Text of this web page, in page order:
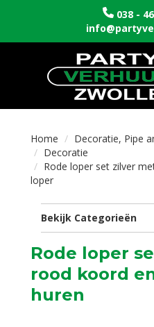
038 -
Home
Decoratie, Pipe
Decoratie
Rode loper set zilver
loper
Bekijk Categorieën
Rode loper
rood koord
huren